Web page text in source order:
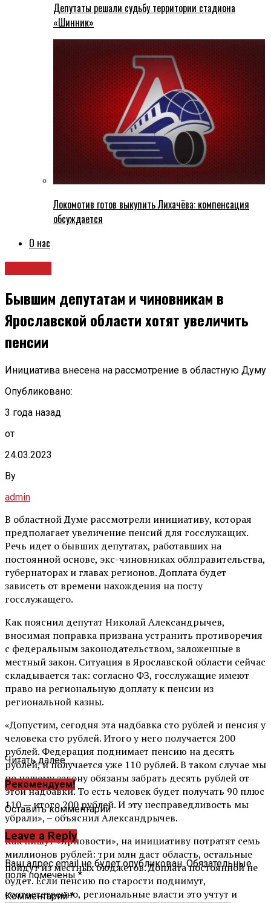
Депутаты решали судьбу территории стадиона
«Шинник»
Локомотив готов выкупить Лихачёва: компенсация
обсуждается
О нас
Бывшим депутатам и чиновникам в
Ярославской области хотят увеличить
пенсии
Инициатива внесена на рассмотрение в областную Думу
Опубликовано:
3 года назад
от
24.03.2023
By
admin
В областной Думе рассмотрели инициативу, которая
предполагает увеличение пенсий для госслужащих.
Речь идет о бывших депутатах, работавших на
постоянной основе, экс-чиновниках облправительства,
губернаторах и главах регионов. Доплата будет
зависеть от времени нахождения на посту
госслужащего.
Как пояснил депутат Николай Александрычев,
вносимая поправка призвана устранить противоречия
с федеральным законодательством, заложенные в
местный закон. Ситуация в Ярославской области сейчас
складывается так: согласно ФЗ, госслужащие имеют
право на региональную доплату к пенсии из
региональной казны.
«Допустим, сегодня эта надбавка сто рублей и пенсия у
человека сто рублей. Итого у него получается 200
рублей. Федерация поднимает пенсию на десять
рублей, и получается уже 110 рублей. В таком случае мы
по нашему закону обязаны забрать десять рублей от
этой надбавки. То есть человек будет получать 90 плюс
110 — итого 200 рублей. И эту несправедливость мы
убрали», – объяснил Александрычев.
Как пишут «Ярновости», на инициативу потратят семь
миллионов рублей: три млн даст область, остальные
пойдут из местных бюджетов. Доплата постоянной не
будет. Если пенсию по старости поднимут,
соответственно, региональные власти это учтут и
Читать далее ...
Рекомендуем!
Оставить комментарий
Leave a Reply
Ваш адрес email не будет опубликован. Обязательные
поля помечены *
Комментарий*